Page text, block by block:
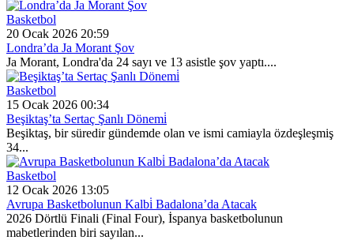
Basketbol
20 Ocak 2026 20:59
Londra’da Ja Morant Şov
Ja Morant, Londra'da 24 sayı ve 13 asistle şov yaptı....
Basketbol
15 Ocak 2026 00:34
Beşiktaş’ta Sertaç Şanlı Dönemi̇
Beşiktaş, bir süredir gündemde olan ve ismi camiayla özdeşleşmiş
34...
Basketbol
12 Ocak 2026 13:05
Avrupa Basketbolunun Kalbi̇ Badalona’da Atacak
2026 Dörtlü Finali (Final Four), İspanya basketbolunun
mabetlerinden biri sayılan...